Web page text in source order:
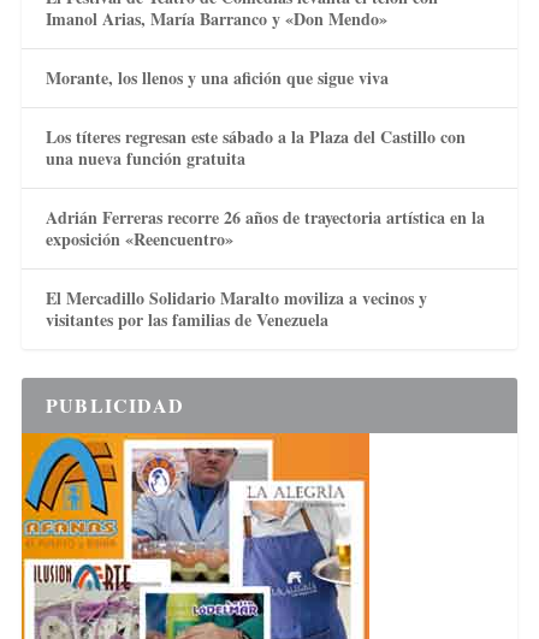
Imanol Arias, María Barranco y «Don Mendo»
Morante, los llenos y una afición que sigue viva
Los títeres regresan este sábado a la Plaza del Castillo con
una nueva función gratuita
Adrián Ferreras recorre 26 años de trayectoria artística en la
exposición «Reencuentro»
El Mercadillo Solidario Maralto moviliza a vecinos y
visitantes por las familias de Venezuela
PUBLICIDAD